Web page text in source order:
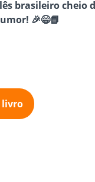
brasileiro cheio
🎉😄📘
livro